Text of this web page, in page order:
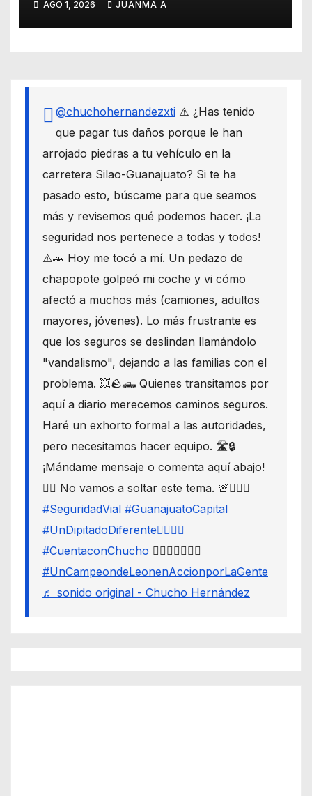
intentos de extorsión
AGO 1, 2026 JUANMA A
@chuchohernandezxti ⚠️ ¿Has tenido
que pagar tus daños porque le han
arrojado piedras a tu vehículo en la
carretera Silao-Guanajuato? Si te ha
pasado esto, búscame para que seamos
más y revisemos qué podemos hacer. ¡La
seguridad nos pertenece a todas y todos!
⚠️🚗 Hoy me tocó a mí. Un pedazo de
chapopote golpeó mi coche y vi cómo
afectó a muchos más (camiones, adultos
mayores, jóvenes). Lo más frustrante es
que los seguros se deslindan llamándolo
"vandalismo", dejando a las familias con el
problema. 💥🪨🛻 Quienes transitamos por
aquí a diario merecemos caminos seguros.
Haré un exhorto formal a las autoridades,
pero necesitamos hacer equipo. 🛣️🔒
¡Mándame mensaje o comenta aquí abajo!
👇🏼 No vamos a soltar este tema. 🚨🙋🏾‍♂️
#SeguridadVial #GuanajuatoCapital
#UnDipitadoDiferente🙋🏽‍♂️⚖️
#CuentaconChucho 🙋🏾‍♂️✌🏾☝🏾
#UnCampeondeLeonenAccionporLaGente
♬ sonido original - Chucho Hernández